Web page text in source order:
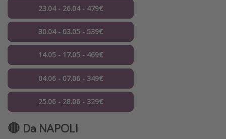
23.04 - 26.04 - 479€
30.04 - 03.05 - 539€
14.05 - 17.05 - 469€
04.06 - 07.06 - 349€
25.06 - 28.06 - 329€
🔴 Da NAPOLI